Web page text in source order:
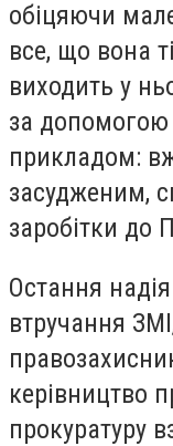
обіцяючи
все, що вона
виходить у
за допомогою
прикладом:
засудженим,
заробітки до
Остання
втручання
керівництво
прокуратуру